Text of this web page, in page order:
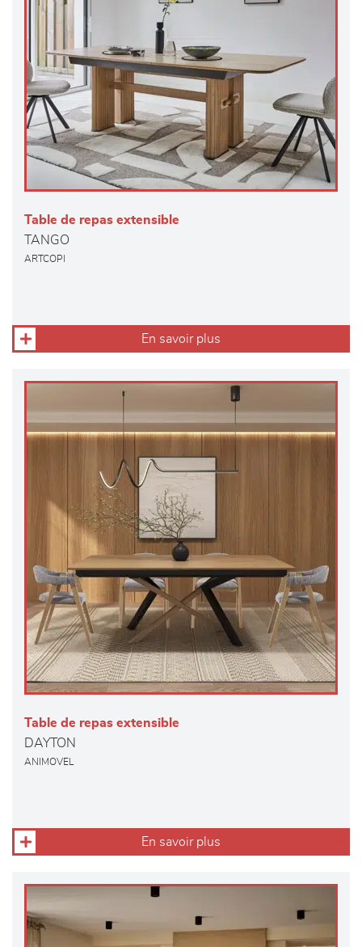
Table de repas extensible
TANGO
ARTCOPI
En savoir plus
Table de repas extensible
DAYTON
ANIMOVEL
En savoir plus